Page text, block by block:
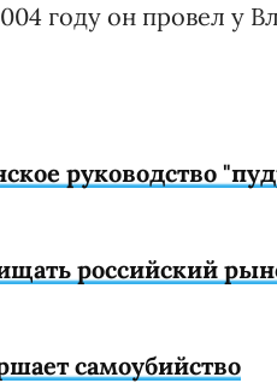
году он провел у
руководство
российский
самоубийство